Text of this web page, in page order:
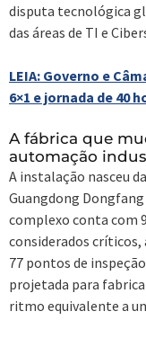
disputa tecnológica
das áreas de TI e
LEIA: Governo e
6×1 e jornada de 40
A fábrica que
automação
A instalação nasceu
Guangdong
complexo conta com
considerados críticos,
77 pontos de
projetada para
ritmo equivalente a